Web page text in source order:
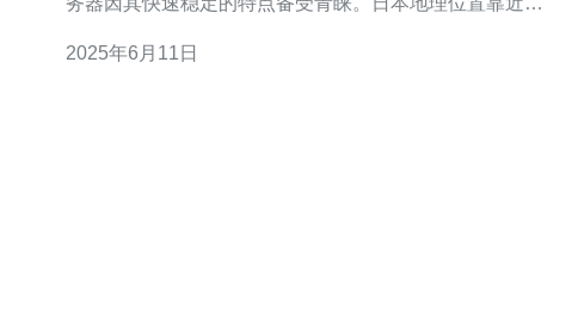
站群服务器采用先进的技术和优质的硬件设备，保障网站
2025年6月11日